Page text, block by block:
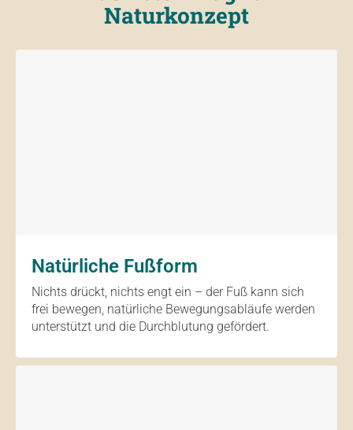
Naturkonzept
Natürliche Fußform
Nichts drückt, nichts engt ein – der Fuß kann sich
frei bewegen, natürliche Bewegungsabläufe werden
unterstützt und die Durchblutung gefördert.